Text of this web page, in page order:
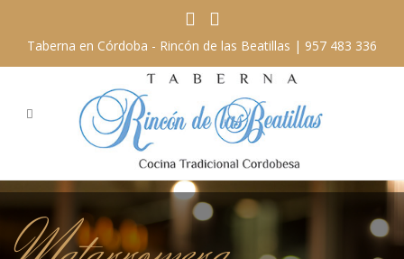
Taberna en Córdoba - Rincón de las Beatillas | 957 483 336